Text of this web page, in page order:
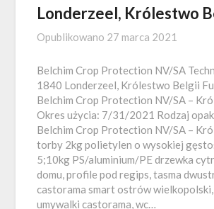
Londerzeel, Królestwo
Opublikowano 27 marca 2021
Belchim Crop Protection NV/SA
1840 Londerzeel, Królestwo Belgii
Belchim Crop Protection NV/SA –
Okres użycia: 7/31/2021 Rodzaj
Belchim Crop Protection NV/SA –
torby 2kg polietylen o wysokiej
5;10kg PS/aluminium/PE drzewka
domu, profile pod regips, tasma
castorama smart ostrów wielkopolski,
umywalki castorama, wc…